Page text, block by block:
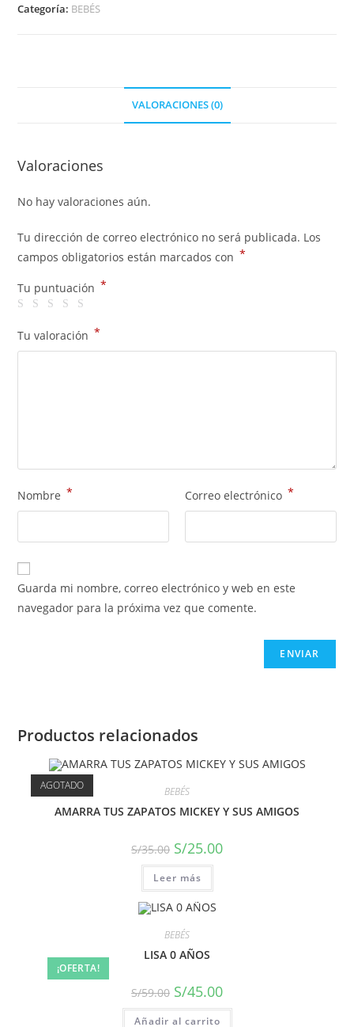
Categoría: BEBÉS
VALORACIONES (0)
Valoraciones
No hay valoraciones aún.
Tu dirección de correo electrónico no será publicada. Los
campos obligatorios están marcados con *
Tu puntuación *
Tu valoración *
Nombre * Correo electrónico *
Guarda mi nombre, correo electrónico y web en este
navegador para la próxima vez que comente.
Productos relacionados
AGOTADO BEBÉS
AMARRA TUS ZAPATOS MICKEY Y SUS AMIGOS
S/35.00 S/25.00
Leer más
¡OFERTA!
BEBÉS
LISA 0 AÑOS
S/59.00 S/45.00
Añadir al carrito